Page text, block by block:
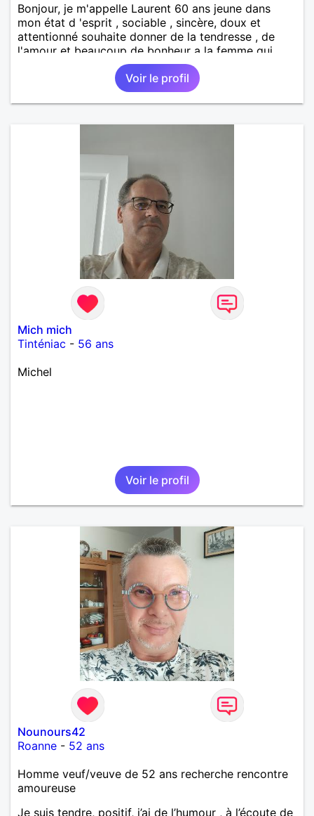
Bonjour, je m'appelle Laurent 60 ans jeune dans
mon état d 'esprit , sociable , sincère, doux et
attentionné souhaite donner de la tendresse , de
l'amour et beaucoup de bonheur a la femme qui
souhaitera partager ma vie . Bientôt en retraite a la
fin de l 'année et libre de toute contrainte. Digne de
confiance à la femme qui voudras m 'en accorder
en toute sincérité. Pour le reste venez me découvrir
Voir le profil
Mich mich
Tinténiac - 56 ans
Michel
Voir le profil
Nounours42
Roanne - 52 ans
Homme veuf/veuve de 52 ans recherche rencontre
amoureuse
Je suis tendre, positif, j’ai de l’humour , à l’écoute de